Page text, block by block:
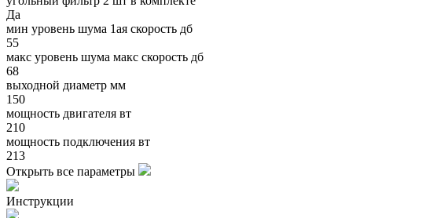
Да
мин уровень шума 1ая скорость дб
55
макс уровень шума макс скорость дб
68
выходной диаметр мм
150
мощность двигателя вт
210
мощность подключения вт
213
Открыть все параметры
Инструкции